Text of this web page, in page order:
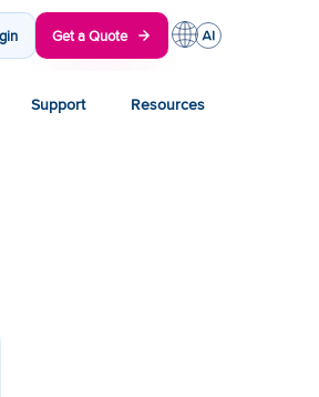
Get a Quote
Support Resources